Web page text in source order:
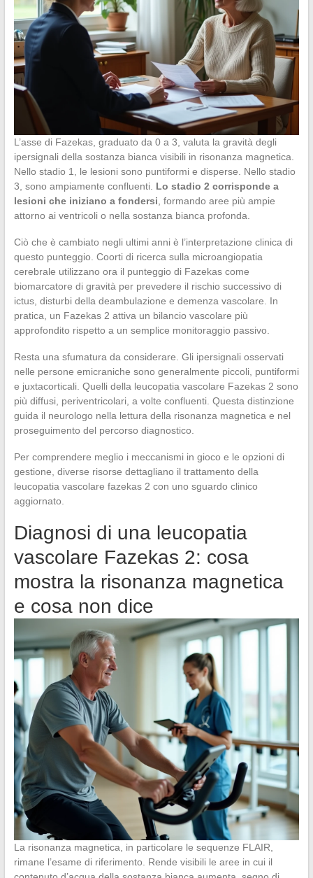
L’asse di Fazekas, graduato da 0 a 3, valuta la gravità degli
ipersignali della sostanza bianca visibili in risonanza magnetica.
Nello stadio 1, le lesioni sono puntiformi e disperse. Nello stadio
3, sono ampiamente confluenti. Lo stadio 2 corrisponde a
lesioni che iniziano a fondersi , formando aree più ampie
attorno ai ventricoli o nella sostanza bianca profonda.
Ciò che è cambiato negli ultimi anni è l’interpretazione clinica di
questo punteggio. Coorti di ricerca sulla microangiopatia
cerebrale utilizzano ora il punteggio di Fazekas come
biomarcatore di gravità per prevedere il rischio successivo di
ictus, disturbi della deambulazione e demenza vascolare. In
pratica, un Fazekas 2 attiva un bilancio vascolare più
approfondito rispetto a un semplice monitoraggio passivo.
Resta una sfumatura da considerare. Gli ipersignali osservati
nelle persone emicraniche sono generalmente piccoli, puntiformi
e juxtacorticali. Quelli della leucopatia vascolare Fazekas 2 sono
più diffusi, periventricolari, a volte confluenti. Questa distinzione
guida il neurologo nella lettura della risonanza magnetica e nel
proseguimento del percorso diagnostico.
Per comprendere meglio i meccanismi in gioco e le opzioni di
gestione, diverse risorse dettagliano il trattamento della
leucopatia vascolare fazekas 2 con uno sguardo clinico
aggiornato.
Diagnosi di una leucopatia
vascolare Fazekas 2: cosa
mostra la risonanza magnetica
e cosa non dice
La risonanza magnetica, in particolare le sequenze FLAIR,
rimane l’esame di riferimento. Rende visibili le aree in cui il